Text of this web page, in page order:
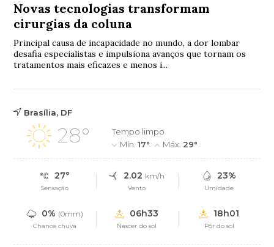
Novas tecnologias transformam
cirurgias da coluna
Principal causa de incapacidade no mundo, a dor lombar
desafia especialistas e impulsiona avanços que tornam os
tratamentos mais eficazes e menos i...
Brasília, DF
28°
Tempo limpo
Mín.17° Máx. 29°
27°
Sensação
2.02 km/h
Vento
23%
Umidade
0% (0mm)
Chance chuva
06h33
Nascer do sol
18h01
Pôr do sol